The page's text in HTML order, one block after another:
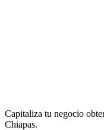
Capitaliza tu negocio
Chiapas.